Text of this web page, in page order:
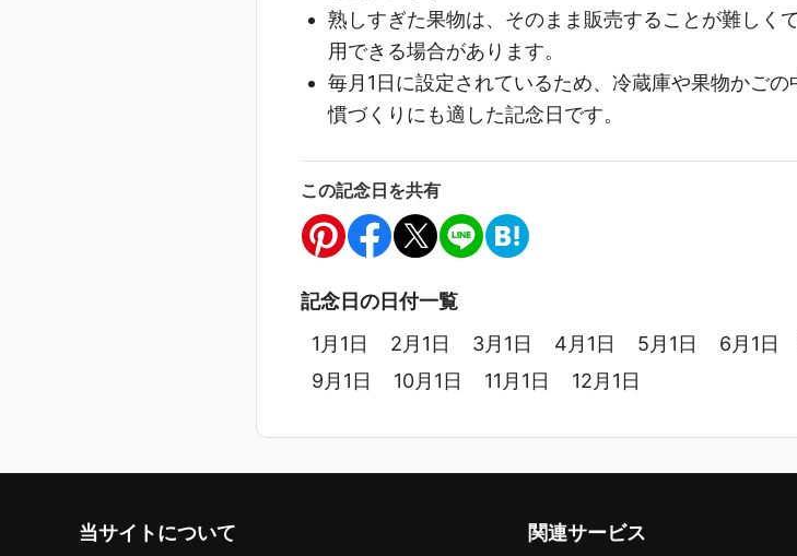
熟しすぎた果物は、そのまま販売することが難しく
用できる場合があります。
毎月1日に設定されているため、冷蔵庫や果物かご
慣づくりにも適した記念日です。
この記念日を共有
記念日の日付一覧
1月1日
2月1日 3月1日 4月1日 5月1日 6月1日
9月1日
10月1日 11月1日 12月1日
当サイトについて 関連サービス